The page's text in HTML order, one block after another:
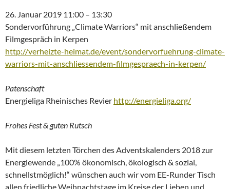
26. Januar 2019 11:00 – 13:30
Sondervorführung „Climate Warriors“ mit anschließendem
Filmgespräch in Kerpen
http://verheizte-heimat.de/event/sondervorfuehrung-climate-
warriors-mit-anschliessendem-filmgespraech-in-kerpen/
Patenschaft
Energieliga Rheinisches Revier http://energieliga.org/
Frohes Fest & guten Rutsch
Mit diesem letzten Törchen des Adventskalenders 2018 zur
Energiewende „100% ökonomisch, ökologisch & sozial,
schnellstmöglich!“ wünschen auch wir vom EE-Runder Tisch
allen friedliche Weihnachtstage im Kreise der Lieben und